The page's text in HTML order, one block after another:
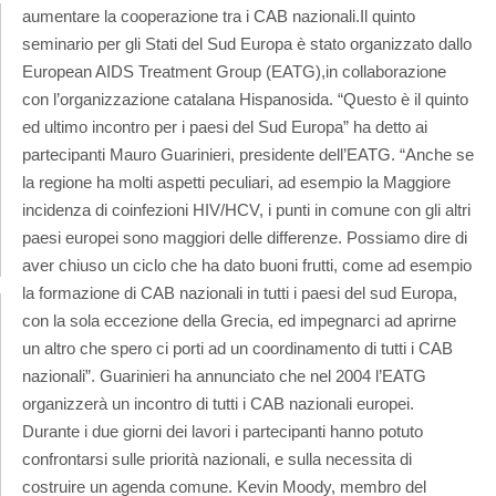
aumentare la cooperazione tra i CAB nazionali.Il quinto
seminario per gli Stati del Sud Europa è stato organizzato dallo
European AIDS Treatment Group (EATG),in collaborazione
con l’organizzazione catalana Hispanosida. “Questo è il quinto
ed ultimo incontro per i paesi del Sud Europa” ha detto ai
partecipanti Mauro Guarinieri, presidente dell’EATG. “Anche se
la regione ha molti aspetti peculiari, ad esempio la Maggiore
incidenza di coinfezioni HIV/HCV, i punti in comune con gli altri
paesi europei sono maggiori delle differenze. Possiamo dire di
aver chiuso un ciclo che ha dato buoni frutti, come ad esempio
la formazione di CAB nazionali in tutti i paesi del sud Europa,
con la sola eccezione della Grecia, ed impegnarci ad aprirne
un altro che spero ci porti ad un coordinamento di tutti i CAB
nazionali”. Guarinieri ha annunciato che nel 2004 l’EATG
organizzerà un incontro di tutti i CAB nazionali europei.
Durante i due giorni dei lavori i partecipanti hanno potuto
confrontarsi sulle priorità nazionali, e sulla necessita di
costruire un agenda comune. Kevin Moody, membro del